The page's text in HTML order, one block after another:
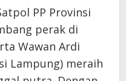
PP Provinsi
perak di
Wawan Ardi
Lampung) meraih